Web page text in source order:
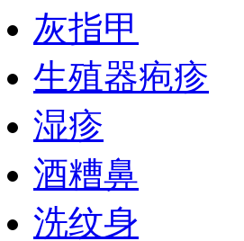
灰指甲
生殖器疱疹
湿疹
酒糟鼻
洗纹身